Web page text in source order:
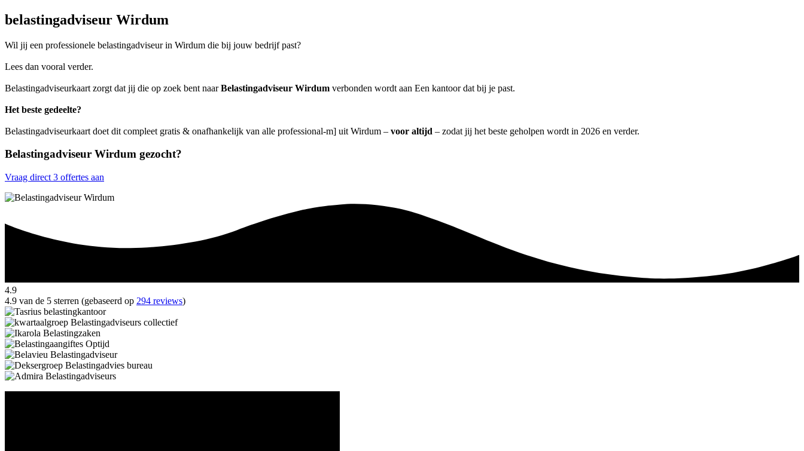
belastingadviseur Wirdum
Wil jij een professionele belastingadviseur in Wirdum die bij jouw bedrijf past?
Lees dan vooral verder.
Belastingadviseurkaart zorgt dat jij die op zoek bent naarBelastingadviseur Wirdum verbonden wordt aan Een kantoor dat bij je past.
Het beste gedeelte?
Belastingadviseurkaart doet dit compleet gratis & onafhankelijk van alle professional-m] uit Wirdum – voor altijd – zodat jij het beste geholpen wordt in 2026 en verder.
Belastingadviseur Wirdum gezocht?
Vraag direct 3 offertes aan
4.9
4.9 van de 5 sterren (gebaseerd op 294 reviews)